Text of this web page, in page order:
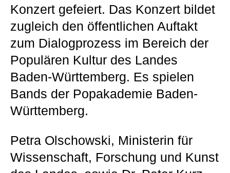
Konzert gefeiert. Das Konzert bildet
zugleich den öffentlichen Auftakt
zum Dialogprozess im Bereich der
Populären Kultur des Landes
Baden-Württemberg. Es spielen
Bands der Popakademie Baden-
Württemberg.
Petra Olschowski, Ministerin für
Wissenschaft, Forschung und Kunst